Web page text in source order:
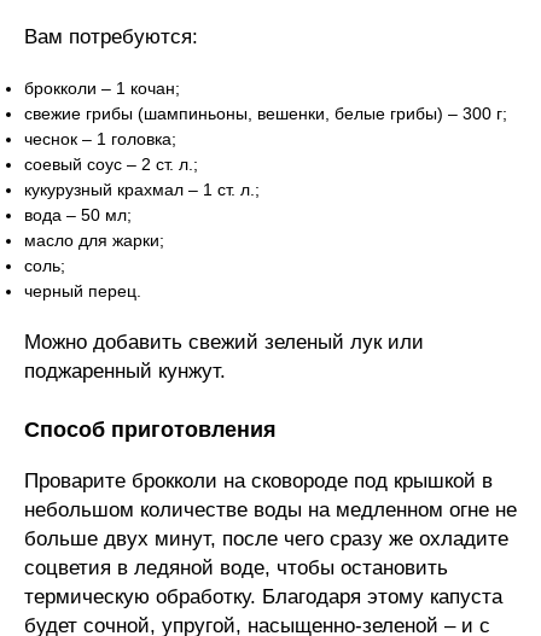
Вам потребуются:
брокколи – 1 кочан;
свежие грибы (шампиньоны, вешенки, белые грибы) – 300 г;
чеснок – 1 головка;
соевый соус – 2 ст. л.;
кукурузный крахмал – 1 ст. л.;
вода – 50 мл;
масло для жарки;
соль;
черный перец.
Можно добавить свежий зеленый лук или
поджаренный кунжут.
Способ приготовления
Проварите брокколи на сковороде под крышкой в
небольшом количестве воды на медленном огне не
больше двух минут, после чего сразу же охладите
соцветия в ледяной воде, чтобы остановить
термическую обработку. Благодаря этому капуста
будет сочной, упругой, насыщенно-зеленой – и с